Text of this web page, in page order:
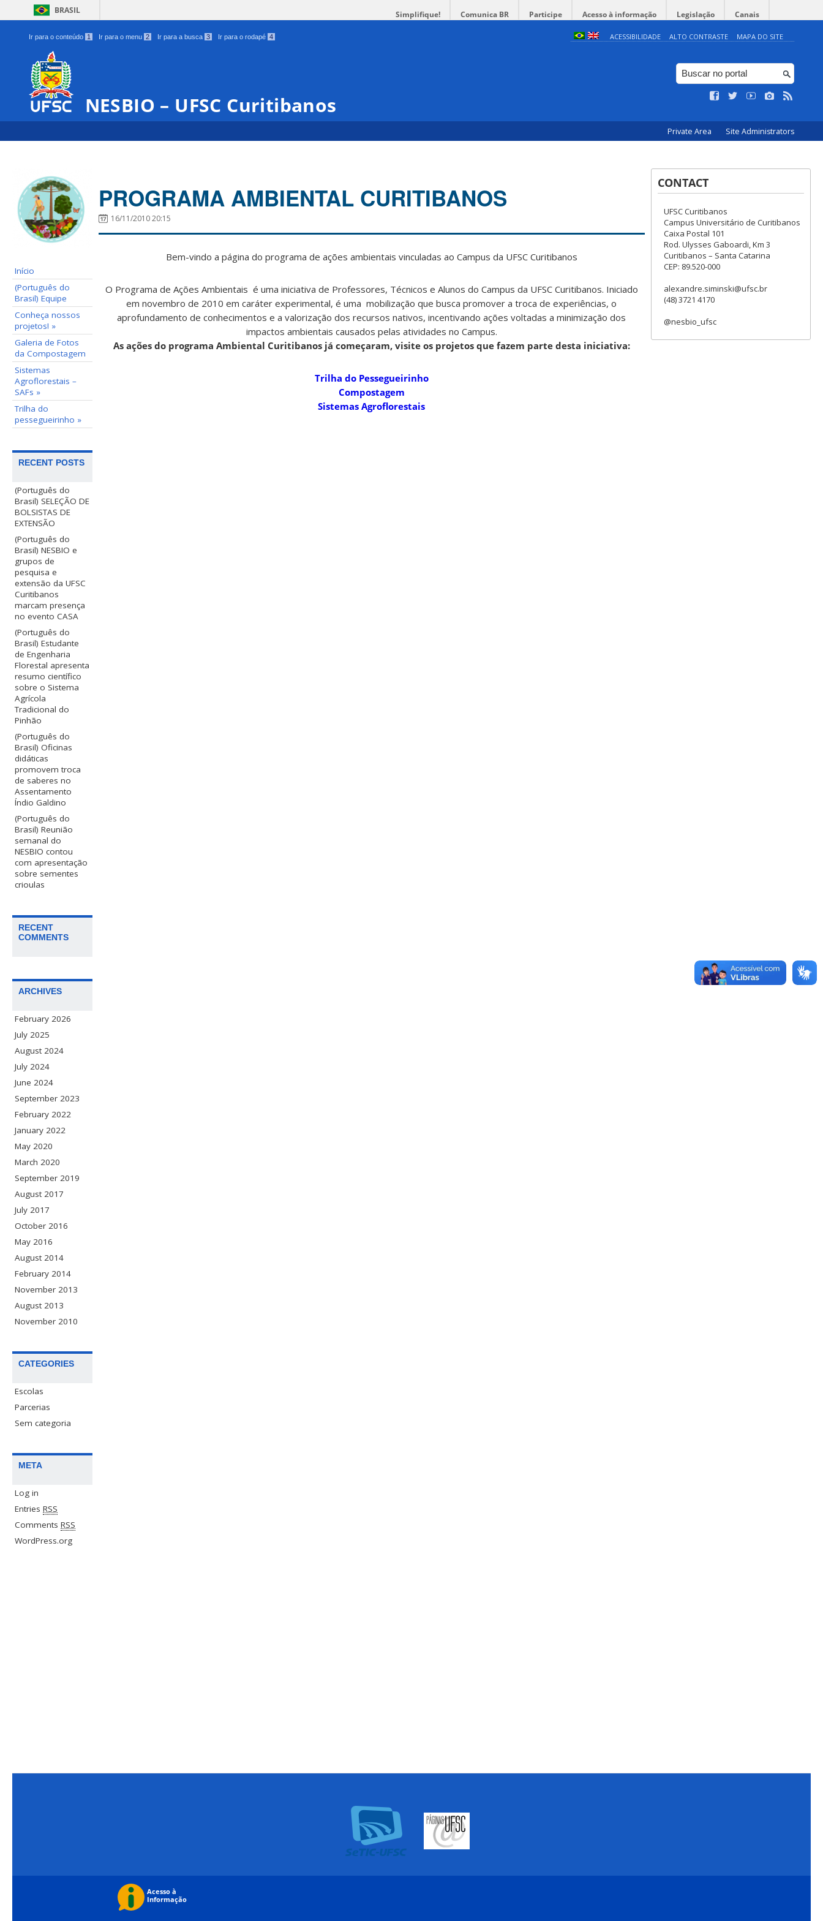
BRASIL Simplifique! Comunica BR Participe Acesso à informação Legislação Canais
Ir para o conteúdo 1 Ir para o menu 2 Ir para a busca 3 Ir para o rodapé 4 ACESSIBILIDADE ALTO CONTRASTE MAPA DO SITE
NESBIO – UFSC Curitibanos
Private Area Site Administrators
Início
(Português do
Brasil) Equipe
Conheça nossos
projetos! »
Galeria de Fotos
da Compostagem
Sistemas
Agroflorestais –
SAFs »
Trilha do
pessegueirinho »
RECENT POSTS
(Português do
Brasil) SELEÇÃO DE
BOLSISTAS DE
EXTENSÃO
(Português do
Brasil) NESBIO e
grupos de
pesquisa e
extensão da UFSC
Curitibanos
marcam presença
no evento CASA
(Português do
Brasil) Estudante
de Engenharia
Florestal apresenta
resumo científico
sobre o Sistema
Agrícola
Tradicional do
Pinhão
(Português do
Brasil) Oficinas
didáticas
promovem troca
de saberes no
Assentamento
Índio Galdino
(Português do
Brasil) Reunião
semanal do
NESBIO contou
com apresentação
sobre sementes
crioulas
RECENT
COMMENTS
ARCHIVES
February 2026
July 2025
August 2024
July 2024
June 2024
September 2023
February 2022
January 2022
May 2020
March 2020
September 2019
August 2017
July 2017
October 2016
May 2016
August 2014
February 2014
November 2013
August 2013
November 2010
CATEGORIES
Escolas
Parcerias
Sem categoria
META
Log in
EntriesRSS
CommentsRSS
WordPress.org
PROGRAMA AMBIENTAL CURITIBANOS
16/11/2010 20:15
Bem-vindo a página do programa de ações ambientais vinculadas ao Campus da UFSC Curitibanos
O Programa de Ações Ambientais é uma iniciativa de Professores, Técnicos e Alunos do Campus da UFSC Curitibanos. Iniciado
em novembro de 2010 em caráter experimental, é uma mobilização que busca promover a troca de experiências, o
aprofundamento de conhecimentos e a valorização dos recursos nativos, incentivando ações voltadas a minimização dos
impactos ambientais causados pelas atividades no Campus.
As ações do programa Ambiental Curitibanos já começaram, visite os projetos que fazem parte desta iniciativa:
Trilha do Pessegueirinho
Compostagem
Sistemas Agroflorestais
CONTACT
UFSC Curitibanos
Campus Universitário de Curitibanos
Caixa Postal 101
Rod. Ulysses Gaboardi, Km 3
Curitibanos – Santa Catarina
CEP: 89.520-000
alexandre.siminski@ufsc.br
(48) 3721 4170
@nesbio_ufsc